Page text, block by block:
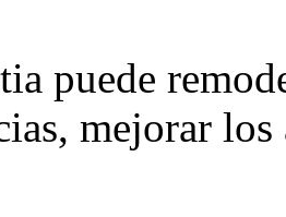
puede
mejorar